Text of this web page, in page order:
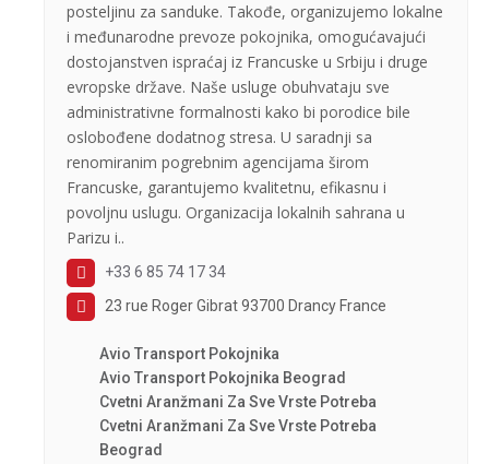
posteljinu za sanduke. Takođe, organizujemo lokalne
i međunarodne prevoze pokojnika, omogućavajući
dostojanstven ispraćaj iz Francuske u Srbiju i druge
evropske države. Naše usluge obuhvataju sve
administrativne formalnosti kako bi porodice bile
oslobođene dodatnog stresa. U saradnji sa
renomiranim pogrebnim agencijama širom
Francuske, garantujemo kvalitetnu, efikasnu i
povoljnu uslugu. Organizacija lokalnih sahrana u
Parizu i..
+33 6 85 74 17 34
23 rue Roger Gibrat 93700 Drancy France
Avio Transport Pokojnika
Avio Transport Pokojnika Beograd
Cvetni Aranžmani Za Sve Vrste Potreba
Cvetni Aranžmani Za Sve Vrste Potreba
Beograd